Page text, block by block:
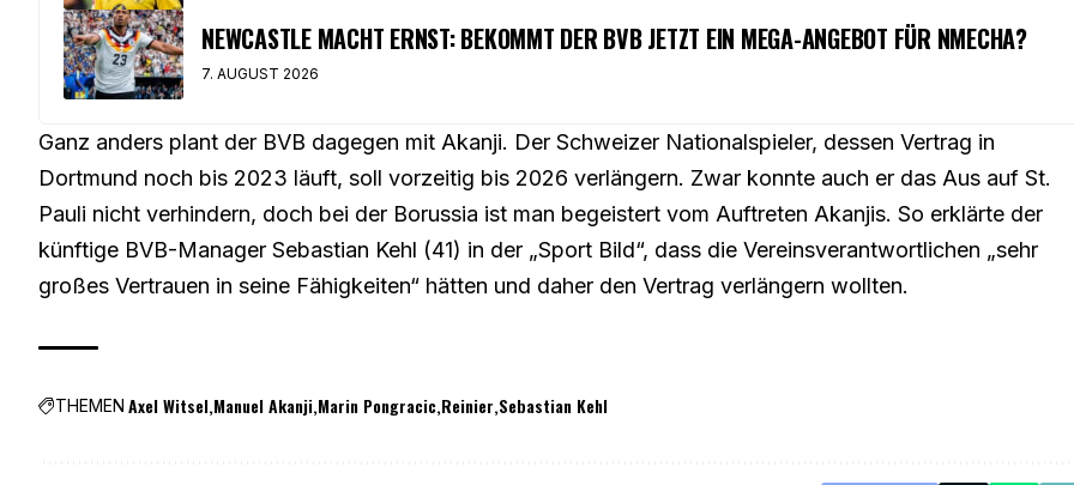
NEWCASTLE MACHT ERNST: BEKOMMT DER BVB JETZT EIN MEGA-ANGEBOT FÜR NMECHA?
7. AUGUST 2026
Ganz anders plant der BVB dagegen mit Akanji. Der Schweizer Nationalspieler, dessen Vertrag in
Dortmund noch bis 2023 läuft, soll vorzeitig bis 2026 verlängern. Zwar konnte auch er das Aus auf St.
Pauli nicht verhindern, doch bei der Borussia ist man begeistert vom Auftreten Akanjis. So erklärte der
künftige BVB-Manager Sebastian Kehl (41) in der „Sport Bild“, dass die Vereinsverantwortlichen „sehr
großes Vertrauen in seine Fähigkeiten“ hätten und daher den Vertrag verlängern wollten.
THEMEN Axel Witsel Manuel Akanji Marin Pongracic Reinier Sebastian Kehl